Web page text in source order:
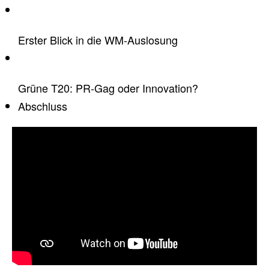
Erster Blick in die WM-Auslosung
Grüne T20: PR-Gag oder Innovation?
Abschluss